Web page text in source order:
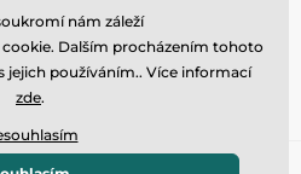
nám záleží
Dalším procházením tohoto
jejich používáním.. Více informací
zde.